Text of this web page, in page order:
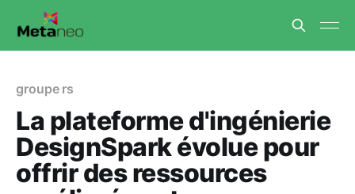
groupe rs
La plateforme d'ingénierie
DesignSpark évolue pour
offrir des ressources